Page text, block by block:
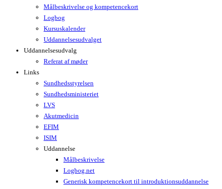
Målbeskrivelse og kompetencekort
Logbog
Kursuskalender
Uddannelsesudvalget
Uddannelsesudvalg
Referat af møder
Links
Sundhedsstyrelsen
Sundhedsministeriet
LVS
Akutmedicin
EFIM
ISIM
Uddannelse
Målbeskrivelse
Logbog.net
Generisk kompetencekort til introduktionsuddannelse